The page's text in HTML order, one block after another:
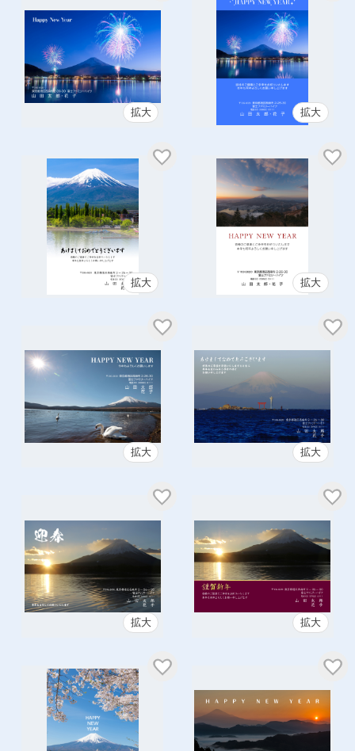
拡大 拡大
拡大 拡大
拡大 拡大
拡大 拡大